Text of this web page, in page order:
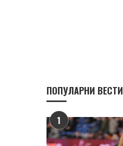
ПОПУЛАРНИ ВЕСТИ
1